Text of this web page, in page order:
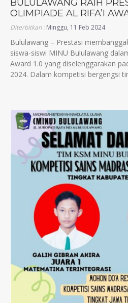
BULULAWANG RAIH
OLIMPIADE AL RIFA’I
Diterbitkan :Minggu, 11 Feb 2024
Bululawang – Prestasi
siswa-siswi MINU Bululawang
Award 1.0 yang diselenggarakan
2024. Dalam kompetisi bergengsi